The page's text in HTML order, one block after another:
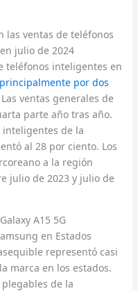
las ventas de teléfonos
julio de 2024
teléfonos inteligentes en
por dos
ventas generales de
parte año tras año.
inteligentes de la
al 28 por ciento. Los
a la región
julio de 2023 y julio de
A15 5G
en Estados
representó casi
marca en los estados.
de la